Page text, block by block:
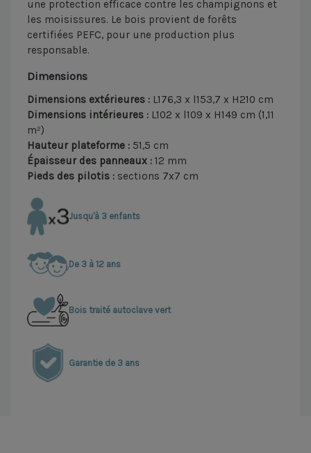
une protection efficace contre les champignons et
les moisissures. Le bois provient de forêts
certifiées PEFC, pour une production plus
responsable.
Dimensions
Dimensions extérieures : L176,3 x l153,7 x H210 cm
Dimensions intérieures : L102 x l109 x H149 cm (1,11
m²)
Hauteur plateforme : 51,5 cm
Épaisseur des panneaux : 12 mm
Pieds des pilotis : sections 7x7 cm
Jusqu'à 3 enfants
De 3 à 12 ans
Bois traité autoclave vert
Garantie de 3 ans